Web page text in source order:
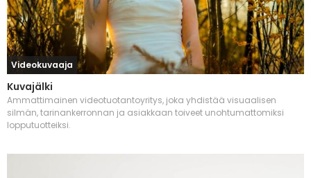
Videokuvaaja
Kuvajälki
Ammattimainen videotuotantoyritys, joka yhdistää visuaalisen
silmän, tarinankerronnan ja asiakkaan toiveet unohtumattomiksi
lopputuotteiksi.